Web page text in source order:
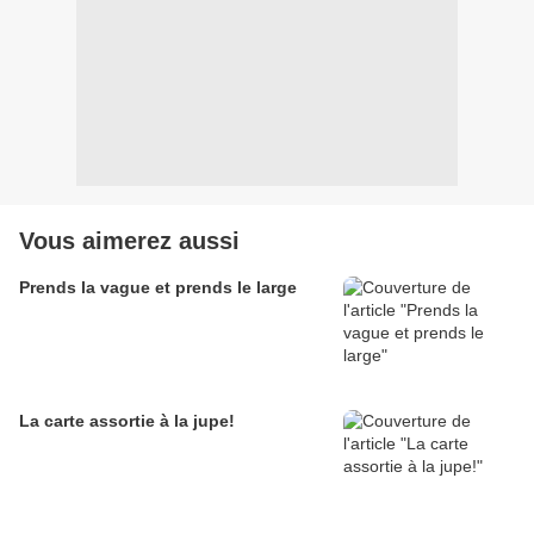
Vous aimerez aussi
Prends la vague et prends le large
La carte assortie à la jupe!